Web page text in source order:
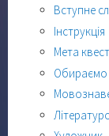
Вступне
Інструкція
Мета
Обираємо